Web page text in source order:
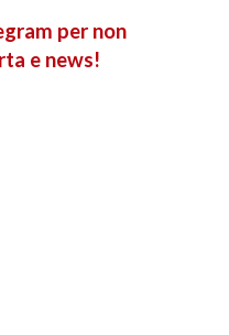
per non
e news!